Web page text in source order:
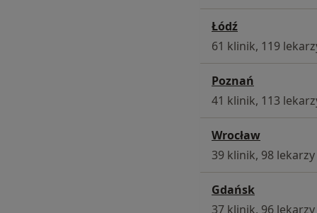
Łódź
61 klinik, 119
Poznań
41 klinik, 113
Wrocław
39 klinik, 98 lekarzy
Gdańsk
37 klinik, 96 lekarzy